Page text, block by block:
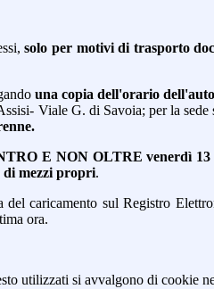
solo per motivi di trasporto
una copia dell'orario
Viale G. di Savoia; per la
E NON OLTRE venerdì 13
di mezzi propri.
del caricamento sul Registro
ora.
utilizzati si avvalgono di cookie